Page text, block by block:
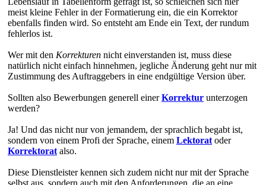
meist kleine Fehler in der Formatierung ein, die ein Korrektor
ebenfalls finden wird. So entsteht am Ende ein Text, der rundum
fehlerlos ist.
Wer mit den Korrekturen nicht einverstanden ist, muss diese
natürlich nicht einfach hinnehmen, jegliche Änderung geht nur mit
Zustimmung des Auftraggebers in eine endgültige Version über.
Sollten also Bewerbungen generell einerKorrektur unterzogen
werden?
Ja! Und das nicht nur von jemandem, der sprachlich begabt ist,
sondern von einem Profi der Sprache, einem Lektoratoder
Korrektoratalso.
Diese Dienstleister kennen sich zudem nicht nur mit der Sprache